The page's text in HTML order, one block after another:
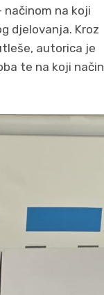
na koji
djelovanja. Kroz
autorica je
te na koji način